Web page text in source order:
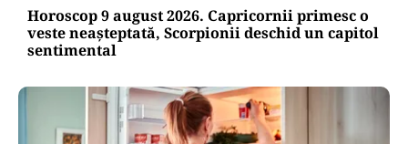
Horoscop 9 august 2026. Capricornii primesc o
veste neașteptată, Scorpionii deschid un capitol
sentimental